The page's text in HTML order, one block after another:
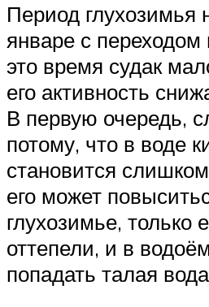
Период глухозимья
январе с
это время судак
его активность
В первую очередь,
потому, что в воде
становится
его может
глухозимье, только
оттепели, и в
попадать талая